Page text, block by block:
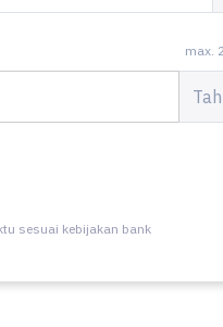
max.
sesuai kebijakan bank